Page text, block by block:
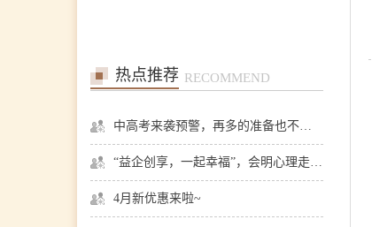
热点推荐 RECOMMEND
中高考来袭预警，再多的准备也不嫌多，这一份考生福利等你来拿
“益企创享，一起幸福”，会明心理走进社区公益，与居民一起让社区更美好
4月新优惠来啦~
在线预约
孙月芬首席咨询师
躯体化、亲子、个人等